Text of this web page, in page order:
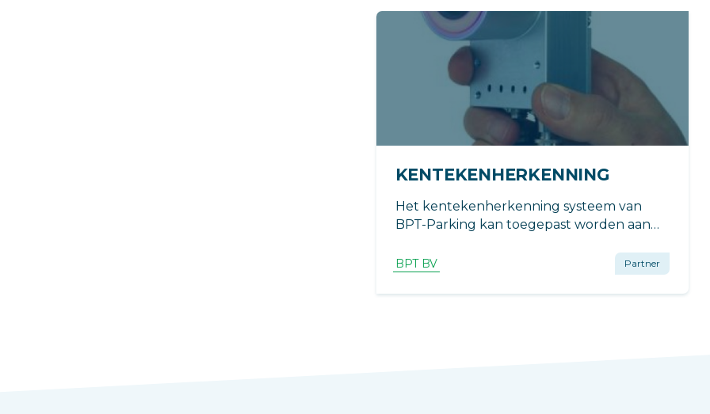
KENTEKENHERKENNING
Het kentekenherkenning systeem van
BPT-Parking kan toegepast worden aan
slagboominstallaties, poorten,
overheaddeuren, inzinkbare zuilen.
BPT BV Partner